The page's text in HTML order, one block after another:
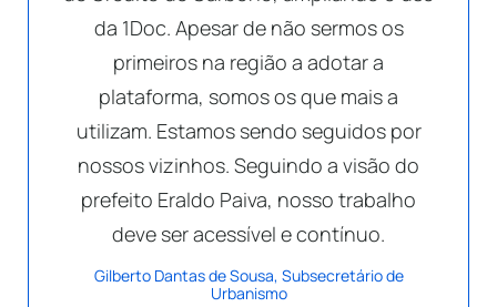
da 1Doc. Apesar de não sermos os
primeiros na região a adotar a
plataforma, somos os que mais a
utilizam. Estamos sendo seguidos por
nossos vizinhos. Seguindo a visão do
prefeito Eraldo Paiva, nosso trabalho
deve ser acessível e contínuo.
Gilberto Dantas de Sousa, Subsecretário de
Urbanismo